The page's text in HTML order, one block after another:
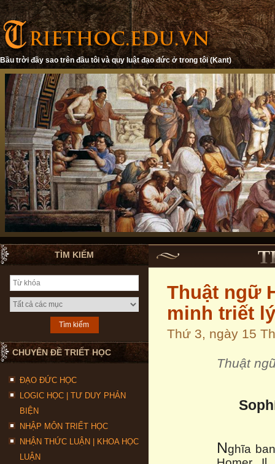
Bầu trời đầy sao trên đầu tôi và quy luật đạo đức ở trong tôi (Kant)
TÌM KIẾM
CHUYÊN ĐỀ TRIẾT HỌC
ĐẠO ĐỨC HỌC
LOGIC HỌC | TƯ DUY PHẢN
BIỆN
NHẬP MÔN TRIẾT HỌC
NHẬN THỨC LUẬN | KHOA HỌC
LUẬN
Thuật ngữ
minh triết
Thứ 3, ngày 15
Thuật
Nghĩa